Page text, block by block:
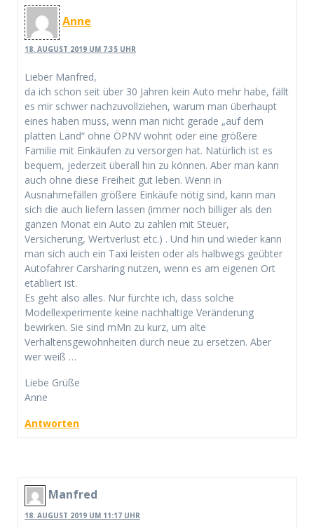
Anne
18. AUGUST 2019 UM 7:35 UHR
Lieber Manfred,
da ich schon seit über 30 Jahren kein Auto mehr habe, fällt
es mir schwer nachzuvollziehen, warum man überhaupt
eines haben muss, wenn man nicht gerade „auf dem
platten Land“ ohne ÖPNV wohnt oder eine größere
Familie mit Einkäufen zu versorgen hat. Natürlich ist es
bequem, jederzeit überall hin zu können. Aber man kann
auch ohne diese Freiheit gut leben. Wenn in
Ausnahmefällen größere Einkäufe nötig sind, kann man
sich die auch liefern lassen (immer noch billiger als den
ganzen Monat ein Auto zu zahlen mit Steuer,
Versicherung, Wertverlust etc.) . Und hin und wieder kann
man sich auch ein Taxi leisten oder als halbwegs geübter
Autofahrer Carsharing nutzen, wenn es am eigenen Ort
etabliert ist.
Es geht also alles. Nur fürchte ich, dass solche
Modellexperimente keine nachhaltige Veränderung
bewirken. Sie sind mMn zu kurz, um alte
Verhaltensgewohnheiten durch neue zu ersetzen. Aber
wer weiß …
Liebe Grüße
Anne
Antworten
Manfred
18. AUGUST 2019 UM 11:17 UHR